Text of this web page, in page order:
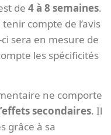
de 4 à 8 semaines.
compte de l’avis
sera en mesure de
les spécificités
ne comporte
secondaires. Il
grâce à sa